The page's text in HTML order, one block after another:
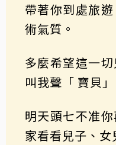
帶著你到處旅
術氣質。
多麼希望這一
叫我聲「 寶貝」
明天頭七不准
家看看兒子、女